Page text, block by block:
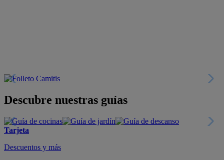
Descubre nuestras guías
Tarjeta
Descuentos y más